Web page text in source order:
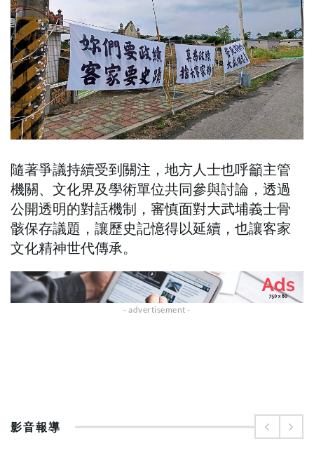
隨著爭議持續受到關注，地方人士也呼籲主管
機關、文化界及學術單位共同參與討論，透過
公開透明的對話機制，審慎面對大武埔義士骨
骸保存議題，讓歷史記憶得以延續，也讓客家
文化精神世代傳承。
影音報導